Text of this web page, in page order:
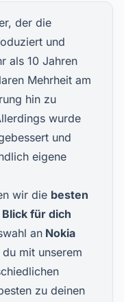
der die
und
als 10 Jahren
Mehrheit am
hin zu
wurde
und
eigene
wir die besten
für dich
an Nokia
mit unserem
zu deinen